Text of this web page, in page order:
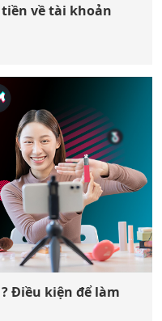
về tài khoản
Điều kiện để làm